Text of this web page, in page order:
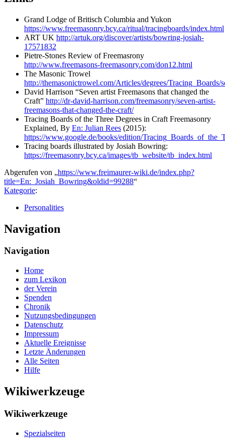
Grand Lodge of Britisch Columbia and Yukon
https://www.freemasonry.bcy.ca/ritual/tracingboards/index.html
ART UK http://artuk.org/discover/artists/bowring-josiah-
17571832
Pietre-Stones Review of Freemasrony
http://www.freemasons-freemasonry.com/don12.html
The Masonic Trowel
http://themasonictrowel.com/Articles/degrees/
David Harrison “Seven artist Freemasons that changed the
Craft” http://dr-david-harrison.com/freemasonry/seven-artist-
freemasons-that-changed-the-craft/
Tracing Boards of the Three Degrees in Craft Freemasonry
Explained, By En: Julian Rees (2015):
https://www.google.de/books/edition/
Tracing boards illustrated by Josiah Bowring:
https://freemasonry.bcy.ca/images/tb_website/tb_index.html
Abgerufen von „https://www.freimaurer-wiki.de/index.php?
title=En:_Josiah_Bowring&oldid=99288“
Kategorie:
Personalities
Navigation
Navigation
Home
zum Lexikon
der Verein
Spenden
Chronik
Nutzungsbedingungen
Datenschutz
Impressum
Aktuelle Ereignisse
Letzte Änderungen
Alle Seiten
Hilfe
Wikiwerkzeuge
Wikiwerkzeuge
Spezialseiten